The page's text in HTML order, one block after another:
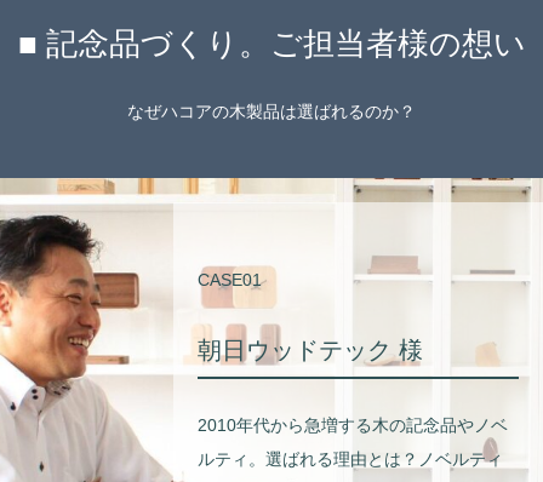
■ 記念品づくり。ご担当者様の想い
なぜハコアの木製品は選ばれるのか？
CASE01
朝日ウッドテック 様
2010年代から急増する木の記念品やノベ
ルティ。選ばれる理由とは？ノベルティ